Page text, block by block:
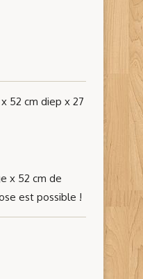
52 cm diep x 27
x 52 cm de
est possible !